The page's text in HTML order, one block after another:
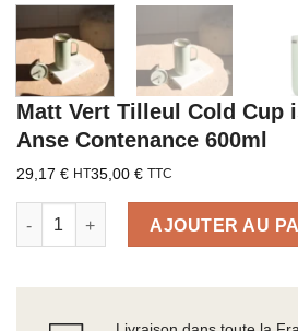
Matt Vert Tilleul Cold Cup
Anse Contenance 600ml
29,17 € HT35,00 € TTC
quantité de Matt Vert Tilleul Cold
AJOUTER AU